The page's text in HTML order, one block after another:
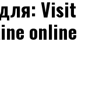
Visit
online